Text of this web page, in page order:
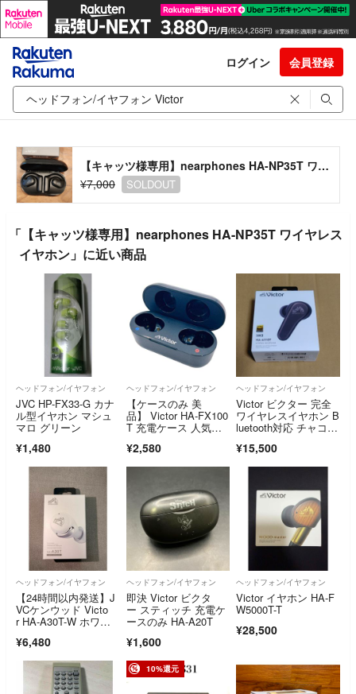
ログイン 会員登録
【キャッツ様専用】nearphones HA-NP35T ワイヤレスイヤホン
¥7,000
SOLDOUT
「【キャッツ様専用】nearphones HA-NP35T ワイヤレス
イヤホン」に近い商品
ヘッドフォン/イヤフォン
JVC HP-FX33-G カナ
ル型イヤホン マシュ
マロ グリーン
¥1,480
ヘッドフォン/イヤフォン
【ケースのみ 美
品】 Victor HA-FX100
T 充電ケース 人気モ
¥2,580
ヘッドフォン/イヤフォン
Victor ビクター 完全
ワイヤレスイヤホン B
luetooth対応 チャコー
-B JVCケンウッド
¥15,500
ヘッドフォン/イヤフォン
【24時間以内発送】J
VCケンウッド Victo
r HA-A30T-W ホワイ
¥6,480
ヘッドフォン/イヤフォン
即決 Victor ビクタ
ー スティッチ 充電ケ
ースのみ HA-A20T
¥1,600
ヘッドフォン/イヤフォン
Victor イヤホン HA-F
W5000T-T
¥28,500
10%還元